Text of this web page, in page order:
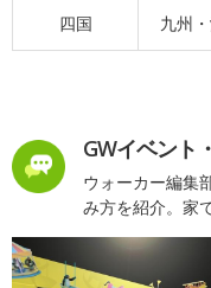
四国 九州
GWイベント
ウォーカー編集
み方を紹介。家